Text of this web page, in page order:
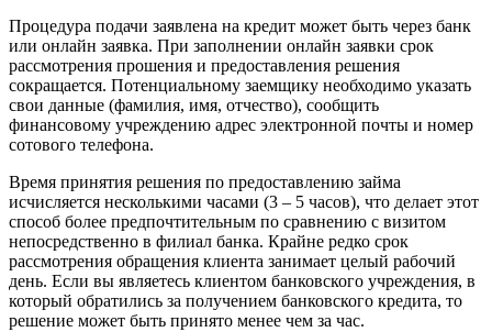
Процедура подачи заявлена на кредит может быть через банк
или онлайн заявка. При заполнении онлайн заявки срок
рассмотрения прошения и предоставления решения
сокращается. Потенциальному заемщику необходимо указать
свои данные (фамилия, имя, отчество), сообщить
финансовому учреждению адрес электронной почты и номер
сотового телефона.
Время принятия решения по предоставлению займа
исчисляется несколькими часами (3 – 5 часов), что делает этот
способ более предпочтительным по сравнению с визитом
непосредственно в филиал банка. Крайне редко срок
рассмотрения обращения клиента занимает целый рабочий
день. Если вы являетесь клиентом банковского учреждения, в
который обратились за получением банковского кредита, то
решение может быть принято менее чем за час.